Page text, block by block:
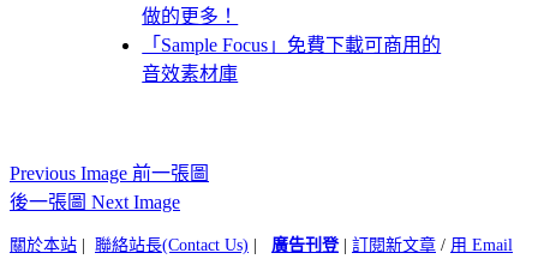
做的更多！
「Sample Focus」免費下載可商用的
音效素材庫
Previous Image 前一張圖
後一張圖 Next Image
關於本站 聯絡站長(Contact Us) 廣告刊登| 訂閱新文章 / 用 Email